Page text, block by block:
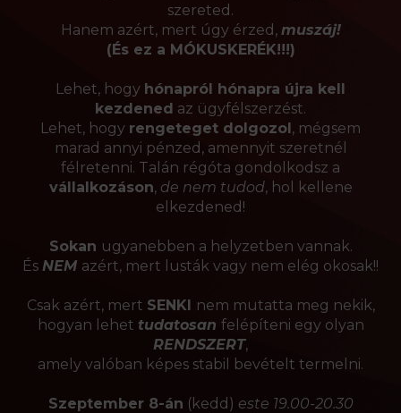
szereted.
Hanem azért, mert úgy érzed, muszáj!
(És ez a MÓKUSKERÉK!!!)
Lehet, hogy hónapról hónapra újra kell
kezdened az ügyfélszerzést.
Lehet, hogy rengeteget dolgozol, mégsem
marad annyi pénzed, amennyit szeretnél
félretenni. Talán régóta gondolkodsz a
vállalkozáson, de nem tudod, hol kellene
elkezdened!
Sokan ugyanebben a helyzetben vannak.
És NEM azért, mert lusták vagy nem elég okosak!!
Csak azért, mert SENKI nem mutatta meg nekik,
hogyan lehet tudatosan felépíteni egy olyan
RENDSZERT,
amely valóban képes stabil bevételt termelni.
Szeptember 8-án (kedd) este 19.00-20.30